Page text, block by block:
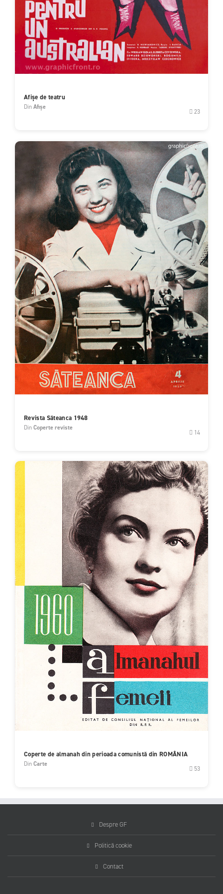
Afișe de teatru
DinAfișe
23
Revista Săteanca 1948
DinCoperte reviste
14
Coperte de almanah din perioada comunistă din ROMÂNIA
DinCarte
53
Despre GF
Politică cookie
Contact